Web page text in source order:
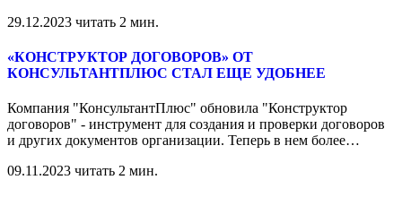
29.12.2023 читать 2 мин.
«КОНСТРУКТОР ДОГОВОРОВ» ОТ
КОНСУЛЬТАНТПЛЮС СТАЛ ЕЩЕ УДОБНЕЕ
Компания "КонсультантПлюс" обновила "Конструктор
договоров" - инструмент для создания и проверки договоров
и других документов организации. Теперь в нем более…
09.11.2023 читать 2 мин.